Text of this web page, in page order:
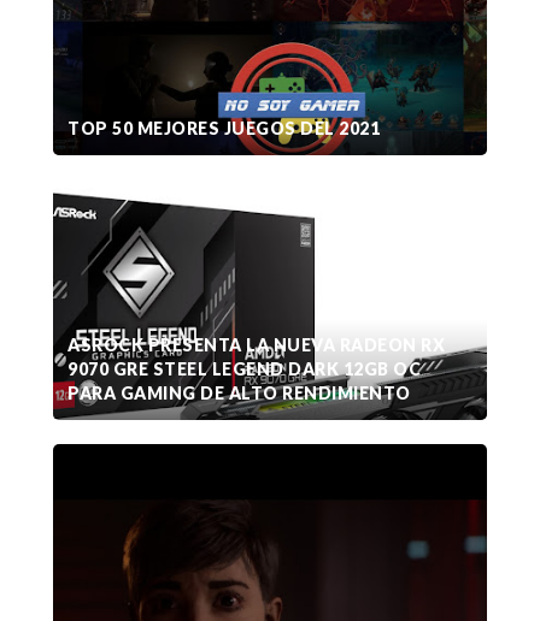
TOP 50 MEJORES JUEGOS DEL 2021
ASROCK PRESENTA LA NUEVA RADEON RX
9070 GRE STEEL LEGEND DARK 12GB OC
PARA GAMING DE ALTO RENDIMIENTO